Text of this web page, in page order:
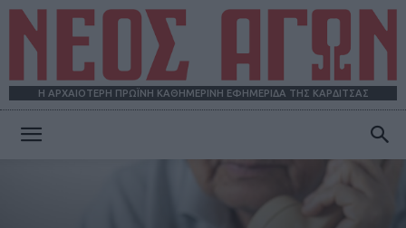
Η ΑΡΧΑΙΟΤΕΡΗ ΠΡΩΪΝΗ ΚΑΘΗΜΕΡΙΝΗ ΕΦΗΜΕΡΙΔΑ ΤΗΣ ΚΑΡΔΙΤΣΑΣ